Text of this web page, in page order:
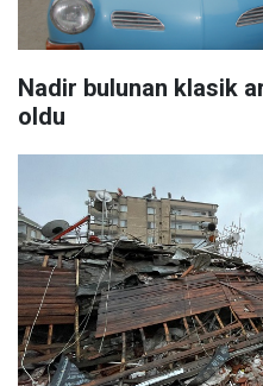
Nadir bulunan klasik
oldu